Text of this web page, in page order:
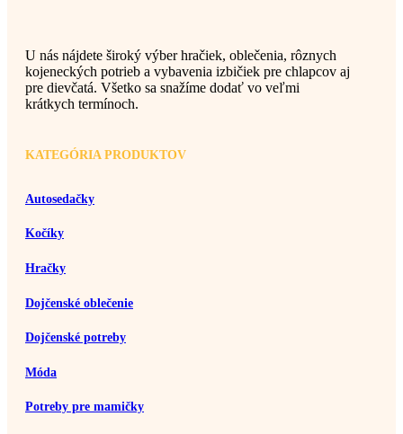
U nás nájdete široký výber hračiek, oblečenia, rôznych
kojeneckých potrieb a vybavenia izbičiek pre chlapcov aj
pre dievčatá. Všetko sa snažíme dodať vo veľmi
krátkych termínoch.
KATEGÓRIA PRODUKTOV
Autosedačky
Kočíky
Hračky
Dojčenské oblečenie
Dojčenské potreby
Móda
Potreby pre mamičky